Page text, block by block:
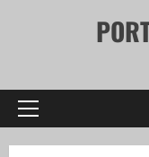
Primary